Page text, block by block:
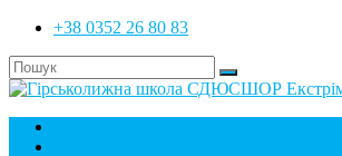
+38 0352 26 80 83